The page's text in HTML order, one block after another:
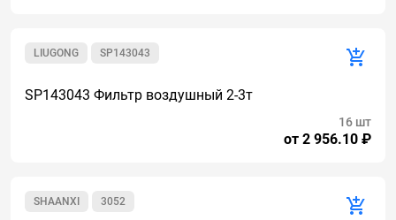
SP143043
LIUGONG
SP143043 Фильтр воздушный 2-3т
от 2 956.10 ₽
16 шт
3052
SHAANXI